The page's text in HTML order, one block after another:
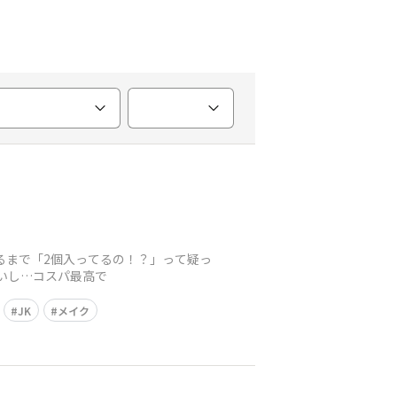
で「2個入ってるの！？」って疑っ
し…コスパ最高で
JK メイク